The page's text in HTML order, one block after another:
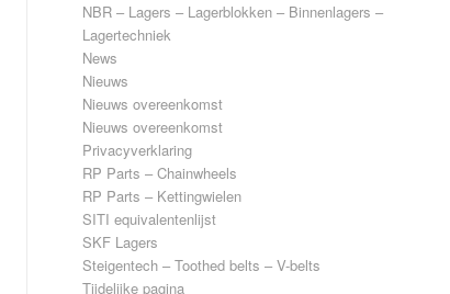
NBR – Lagers – Lagerblokken – Binnenlagers –
Lagertechniek
News
Nieuws
Nieuws overeenkomst
Nieuws overeenkomst
Privacyverklaring
RP Parts – Chainwheels
RP Parts – Kettingwielen
SITI equivalentenlijst
SKF Lagers
Steigentech – Toothed belts – V-belts
Tijdelijke pagina